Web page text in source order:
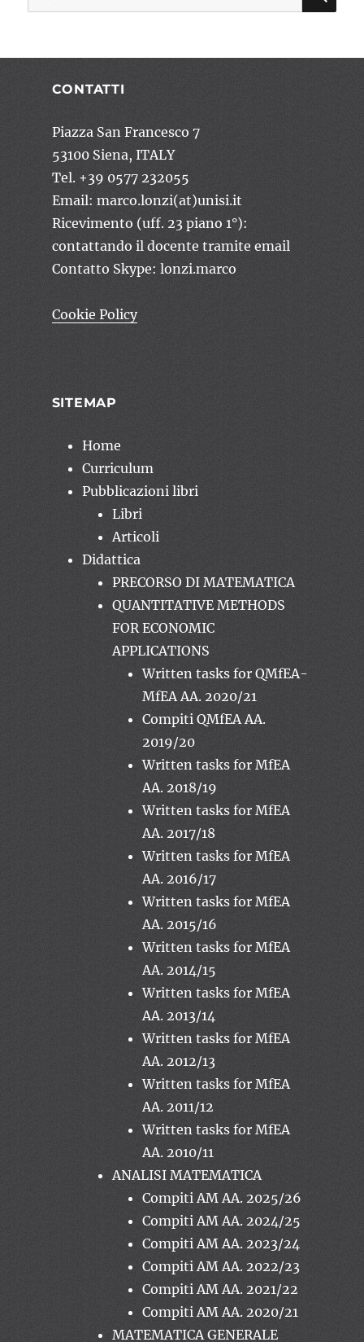
CONTATTI
Piazza San Francesco 7
53100 Siena, ITALY
Tel. +39 0577 232055
Email: marco.lonzi(at)unisi.it
Ricevimento (uff. 23 piano 1°):
contattando il docente tramite email
Contatto Skype: lonzi.marco
Cookie Policy
SITEMAP
Home
Curriculum
Pubblicazioni libri
Libri
Articoli
Didattica
PRECORSO DI MATEMATICA
QUANTITATIVE METHODS
FOR ECONOMIC
APPLICATIONS
Written tasks for QMfEA-
MfEA AA. 2020/21
Compiti QMfEA AA.
2019/20
Written tasks for MfEA
AA. 2018/19
Written tasks for MfEA
AA. 2017/18
Written tasks for MfEA
AA. 2016/17
Written tasks for MfEA
AA. 2015/16
Written tasks for MfEA
AA. 2014/15
Written tasks for MfEA
AA. 2013/14
Written tasks for MfEA
AA. 2012/13
Written tasks for MfEA
AA. 2011/12
Written tasks for MfEA
AA. 2010/11
ANALISI MATEMATICA
Compiti AM AA. 2025/26
Compiti AM AA. 2024/25
Compiti AM AA. 2023/24
Compiti AM AA. 2022/23
Compiti AM AA. 2021/22
Compiti AM AA. 2020/21
MATEMATICA GENERALE